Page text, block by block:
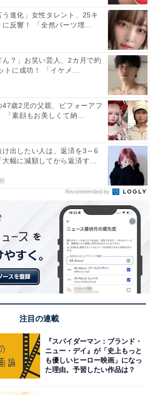
う進化」女性タレント、25キ
に反響！ 「全然パーツ埋...
ん？」お笑い芸人、2カ月で約
トに成功！ 「イケメ...
歳2児の父親、ビフォーアフ
「素顔もお美しくて納...
け出したい人は、返済を3～6
大幅に減額してから返済す...
Recommended by
注目の連載
『スパイダーマン：ブランド・
ニュー・デイ』が「史上もっと
も優しいヒーロー映画」になっ
た理由。予習したい作品は？